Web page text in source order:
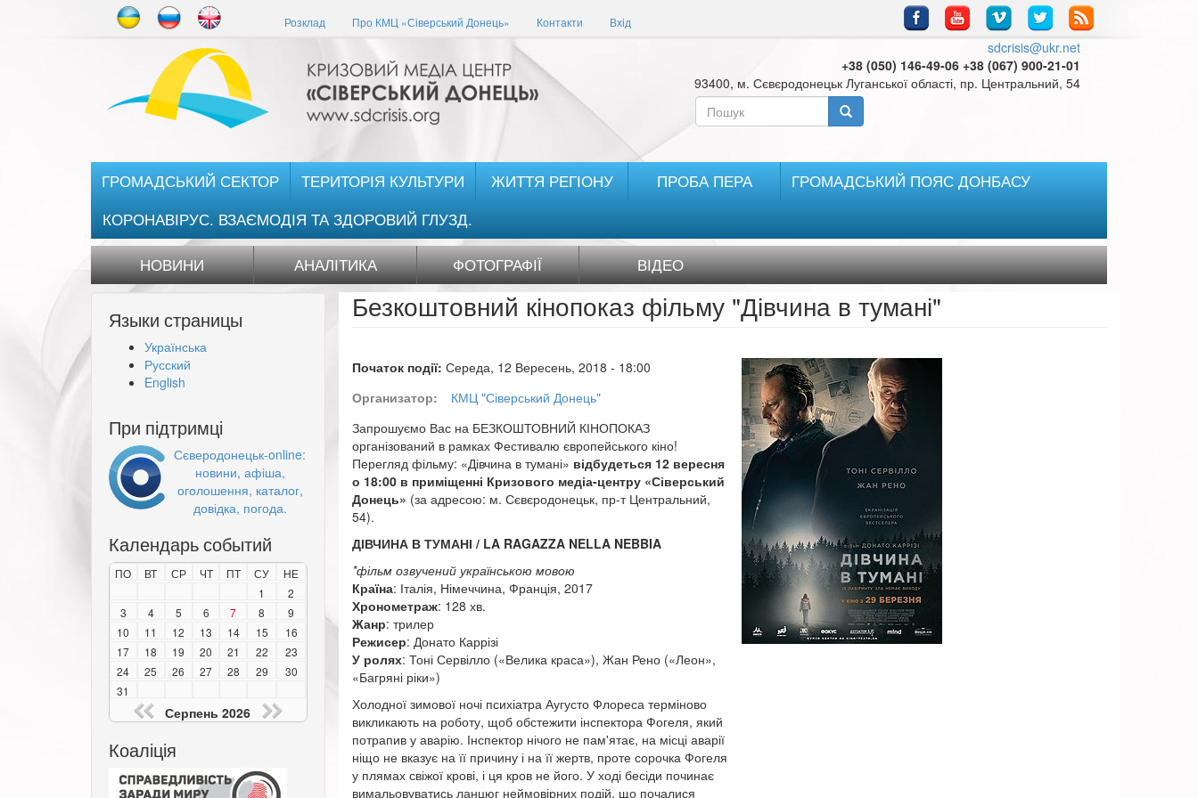
Розклад Про КМЦ «Сіверський Донець» Контакти Вхід
sdcrisis@ukr.net
+38 (050) 146-49-06 +38 (067) 900-21-01
93400, м. Сєвєродонецьк Луганської області, пр. Центральний, 54
Пошукова
форма
ГРОМАДСЬКИЙ СЕКТОР ТЕРИТОРІЯ КУЛЬТУРИ ЖИТТЯ РЕГІОНУ ПРОБА ПЕРА
ГРОМАДСЬКИЙ ПОЯС ДОНБАСУ
КОРОНАВІРУС. ВЗАЄМОДІЯ ТА ЗДОРОВИЙ ГЛУЗД.
НОВИНИ АНАЛІТИКА ФОТОГРАФІЇ ВІДЕО
Языки страницы
Українська
Русский
English
При підтримці
Сєверодонецьк-online:
новини, афіша,
оголошення, каталог,
довідка, погода.
Календарь событий
ПО ВТ СР ЧТ ПТ СУ
НЕ
1
2
3
4 5 6 7 8
9
10
11 12 13 14 15
16
17
18 19 20 21 22
23
24
25 26 27 28 29
30
31
Серпень 2026
Коаліція
Безкоштовний кінопоказ фільму "Дівчина в тумані"
Початок події: Середа, 12 Вересень, 2018 - 18:00
Организатор:
КМЦ "Сіверський Донець"
Запрошуємо Вас на БЕЗКОШТОВНИЙ КІНОПОКАЗ
організований в рамках Фестивалю європейського кіно!
Перегляд фільму: «Дівчина в тумані» відбудеться 12 вересня
о 18:00 в приміщенні Кризового медіа-центру «Сіверський
Донець» (за адресою: м. Сєвєродонецьк, пр-т Центральний,
54).
ДІВЧИНА В ТУМАНІ / LA RAGAZZA NELLA NEBBIA
*фільм озвучений українською мовою
Країна: Італія, Німеччина, Франція, 2017
Хронометраж: 128 хв.
Жанр: трилер
Режисер: Донато Каррізі
У ролях: Тоні Сервілло («Велика краса»), Жан Рено («Леон»,
«Багряні ріки»)
Холодної зимової ночі психіатра Аугусто Флореса терміново
викликають на роботу, щоб обстежити інспектора Фогеля, який
потрапив у аварію. Інспектор нічого не пам'ятає, на місці аварії
ніщо не вказує на її причину і на її жертв, проте сорочка Фогеля
у плямах свіжої крові, і ця кров не його. У ході бесіди починає
вимальовуватись ланцюг неймовірних подій, що почалися